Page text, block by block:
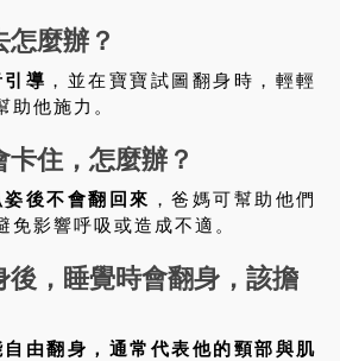
麼辦？
導 ，並在寶寶試圖翻身時，輕輕
他施力。
住，怎麼辦？
後不會翻回來 ，爸媽可幫助他們
影響呼吸或造成不適。
後，睡覺時會翻身，該擔
由翻身，通常代表他的頸部與肌